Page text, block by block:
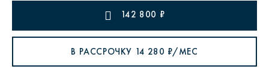
142 800 ₽
В РАССРОЧКУ 14 280 ₽/МЕС